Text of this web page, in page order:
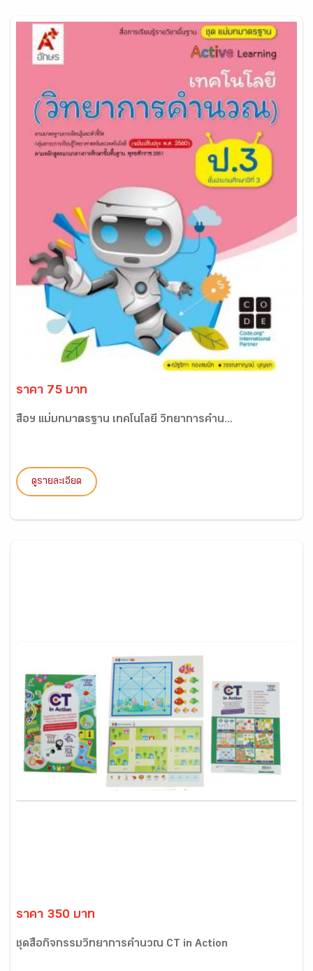
ราคา 75 บาท
สื่อฯ แม่บทมาตรฐาน เทคโนโลยี วิทยาการคำน...
ดูรายละเอียด
ราคา 350 บาท
ชุดสื่อกิจกรรมวิทยาการคำนวณ CT in Action